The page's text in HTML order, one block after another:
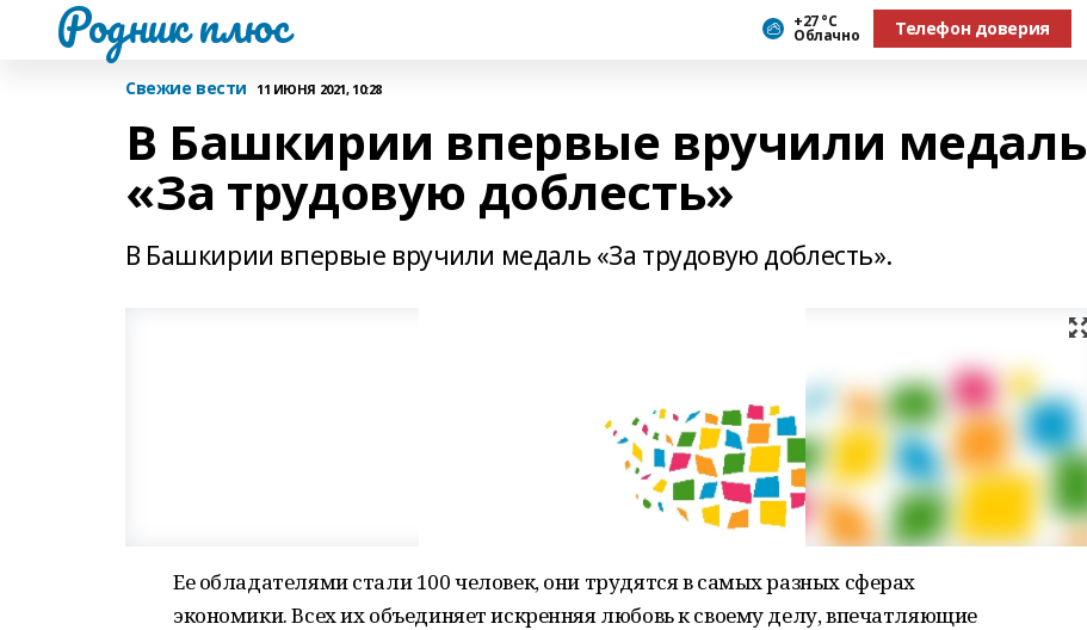
Родник плюс +27 °С
Облачно Телефон доверия
Свежие вести 11 ИЮНЯ 2021, 10:28
В Башкирии впервые вручили медаль
«За трудовую доблесть»
В Башкирии впервые вручили медаль «За трудовую доблесть».
Ее обладателями стали 100 человек, они трудятся в самых разных сферах
экономики. Всех их объединяет искренняя любовь к своему делу, впечатляющие